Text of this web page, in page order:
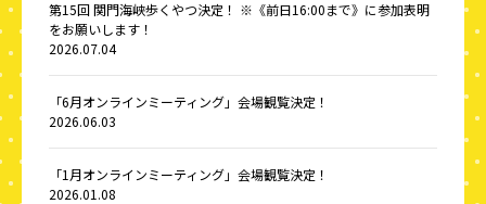
第15回 関門海峡歩くやつ決定！ ※《前日16:00まで》に参加表明
をお願いします！
2026.07.04
「6月オンラインミーティング」会場観覧決定！
2026.06.03
「1月オンラインミーティング」会場観覧決定！
2026.01.08